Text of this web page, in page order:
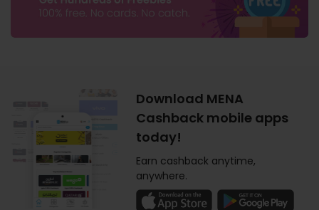
Download MENA
Cashback mobile apps
today!
Earn cashback anytime,
anywhere.